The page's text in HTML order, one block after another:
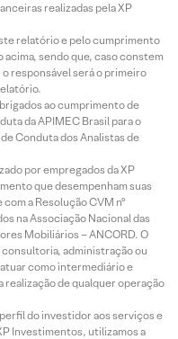
realizadas pela XP
relatório e pelo cumprimento
acima, sendo que, caso constem
responsável será o primeiro
ao cumprimento de
da APIMEC Brasil para o
Conduta dos Analistas de
por empregados da XP
que desempenham suas
a Resolução CVM nº
na Associação Nacional das
Mobiliários – ANCORD. O
administração ou
como intermediário e
de qualquer operação
do investidor aos serviços e
Investimentos, utilizamos a